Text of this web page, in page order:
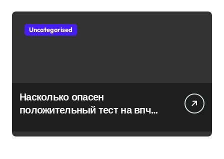
Uncategorised
Насколько опасен
положительный тест на впч